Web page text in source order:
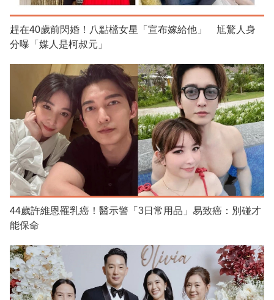
趕在40歲前閃婚！八點檔女星「宣布嫁給他」 尪驚人身
分曝「媒人是柯叔元」
44歲許維恩罹乳癌！醫示警「3日常用品」易致癌：別碰才
能保命